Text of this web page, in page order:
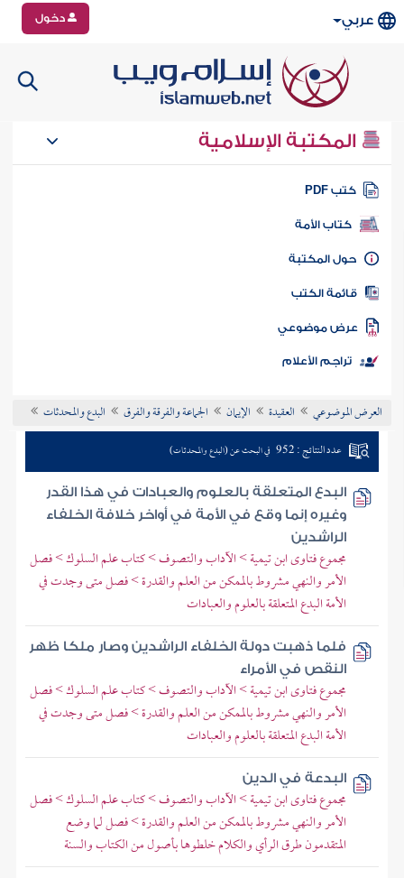
عربي دخول
المكتبة الإسلامية
كتب PDF
كتاب الأمة
المكتبة
الكتب
موضوعي
تراجم الأعلام
العرض الموضوعي العقيدة الإيمان الجماعة والفرقة والفرق البدع والمحدثات
عدد النتائج : 952 في البحث عن (البدع والمحدثات)
البدع المتعلقة بالعلوم والعبادات في هذا القدر
وغيره إنما وقع في الأمة في أواخر خلافة الخلفاء
الراشدين
مجموع فتاوى ابن تيمية > الآداب والتصوف > كتاب علم السلوك > فصل
الأمر والنهي مشروط بالممكن من العلم والقدرة > فصل متى وجدت في
الأمة البدع المتعلقة بالعلوم والعبادات
فلما ذهبت دولة الخلفاء الراشدين وصار ملكا ظهر
النقص في الأمراء
مجموع فتاوى ابن تيمية > الآداب والتصوف > كتاب علم السلوك > فصل
الأمر والنهي مشروط بالممكن من العلم والقدرة > فصل متى وجدت في
الأمة البدع المتعلقة بالعلوم والعبادات
البدعة في الدين
مجموع فتاوى ابن تيمية > الآداب والتصوف > كتاب علم السلوك > فصل
الأمر والنهي مشروط بالممكن من العلم والقدرة > فصل لما وضع
المتقدمون طرق الرأي والكلام خلطوها بأصول من الكتاب والسنة